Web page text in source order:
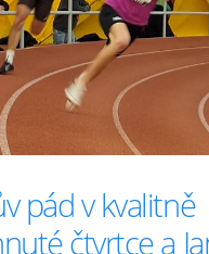
pád v kvalitně
čtvrtce a